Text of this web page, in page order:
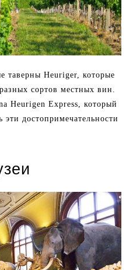
таверны Heuriger, которые
сортов местных вин.
Heurigen Express, который
эти достопримечательности